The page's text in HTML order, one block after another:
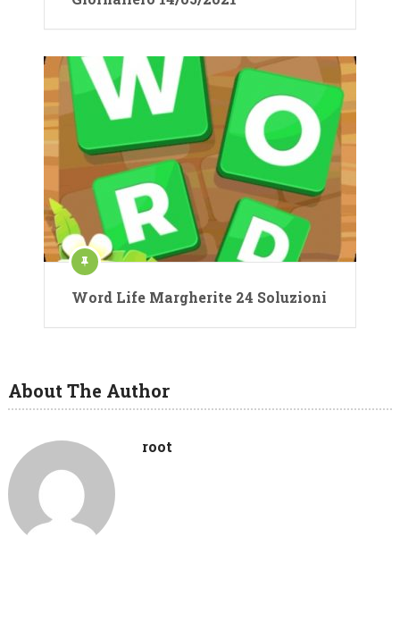
Word Life Margherite 24 Soluzioni
About The Author
root